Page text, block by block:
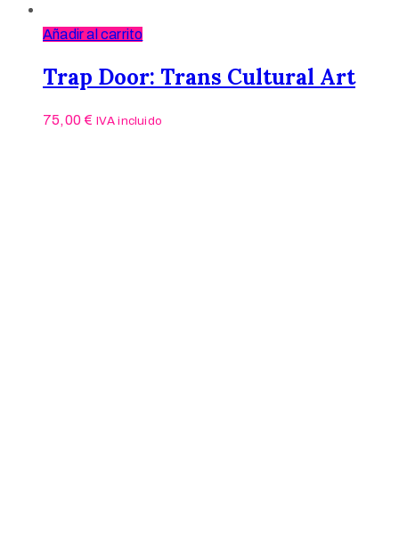
Añadir al carrito
Trap Door: Trans Cultural Art
75,00 € IVA incluido